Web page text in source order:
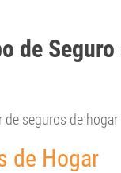
de Seguro
de Hogar